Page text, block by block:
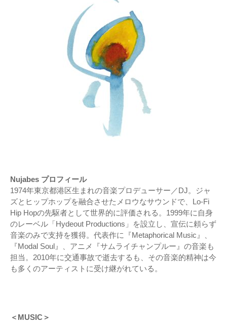
Nujabes プロフィール
1974年東京都港区生まれの音楽プロデューサー／DJ。ジャ
ズとヒップホップを融合させたメロウなサウンドで、Lo-Fi
Hip Hopの先駆者として世界的に評価される。1999年に自身
のレーベル「Hydeout Productions」を設立し、宣伝に頼らず
音楽のみで支持を獲得。代表作に『Metaphorical Music』、
『Modal Soul』、アニメ『サムライチャンプルー』の音楽も
担当。2010年に交通事故で逝去するも、その音楽的精神は今
も多くのアーティストに受け継がれている。
＜MUSIC＞